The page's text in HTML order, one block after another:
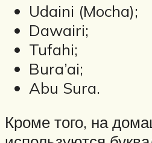
Udaini (Mocha);
Dawairi;
Tufahi;
Bura’ai;
Abu Sura.
Кроме того, на